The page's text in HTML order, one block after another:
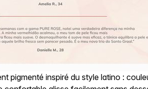
pigmenté inspiré du style latino :